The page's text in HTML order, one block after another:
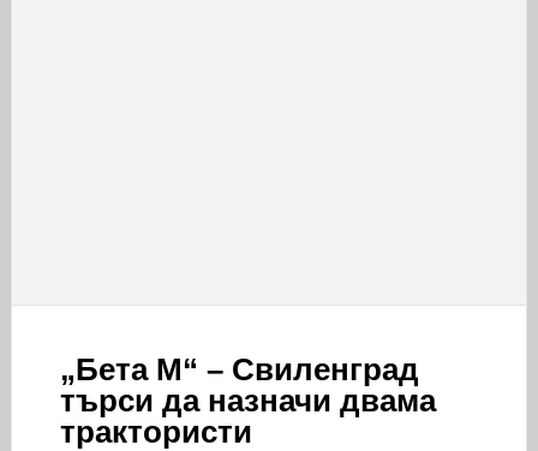
„Бета М“ – Свиленград
търси да назначи двама
трактористи